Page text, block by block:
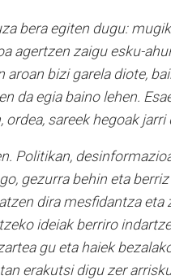
bera egiten dugu:
agertzen zaigu esku-
bizi garela diote,
da egia baino lehen.
sareek hegoak jarri
Politikan,
gezurra behin eta
dira mesfidantza
ideiak berriro
gu eta haiek
erakutsi digu zer